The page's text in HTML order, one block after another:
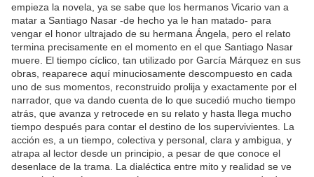
empieza la novela, ya se sabe que los hermanos Vicario van a
matar a Santiago Nasar -de hecho ya le han matado- para
vengar el honor ultrajado de su hermana Ángela, pero el relato
termina precisamente en el momento en el que Santiago Nasar
muere. El tiempo cíclico, tan utilizado por García Márquez en sus
obras, reaparece aquí minuciosamente descompuesto en cada
uno de sus momentos, reconstruido prolija y exactamente por el
narrador, que va dando cuenta de lo que sucedió mucho tiempo
atrás, que avanza y retrocede en su relato y hasta llega mucho
tiempo después para contar el destino de los supervivientes. La
acción es, a un tiempo, colectiva y personal, clara y ambigua, y
atrapa al lector desde un principio, a pesar de que conoce el
desenlace de la trama. La dialéctica entre mito y realidad se ve